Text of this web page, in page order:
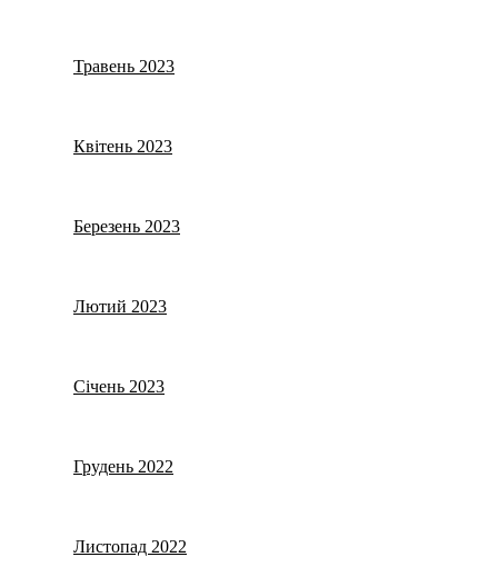
Травень 2023
Квітень 2023
Березень 2023
Лютий 2023
Січень 2023
Грудень 2022
Листопад 2022